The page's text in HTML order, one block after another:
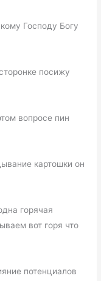
Господу Богу
посижу
вопросе пин
картошки он
горячая
вот горя что
потенциалов